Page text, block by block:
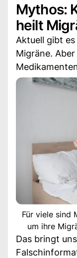
Mythos:
heilt
Aktuell gibt
Migräne.
Für viele sind
um ihre
Das bringt